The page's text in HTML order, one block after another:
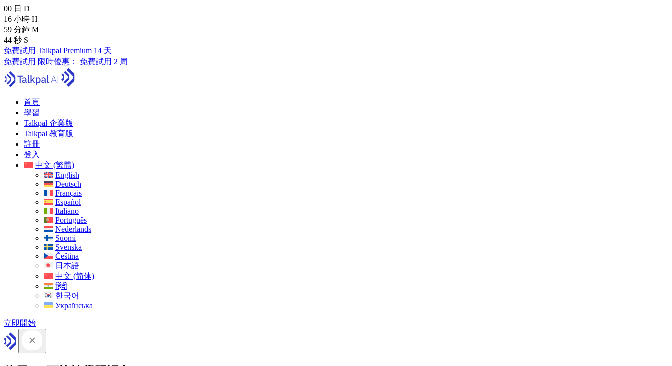
00 日 D
16 小時 H
59 分鐘 M
43 秒 S
免費試用 Talkpal Premium 14 天
免費試用 限時優惠： 免費試用 2 周
首頁
學習
Talkpal 企業版
Talkpal 教育版
註冊
登入
中文 (繁體)
English
Deutsch
Français
Español
Italiano
Português
Nederlands
Suomi
Svenska
Čeština
日本語
中文 (简体)
हिंदी
한국어
Українська
立即開始